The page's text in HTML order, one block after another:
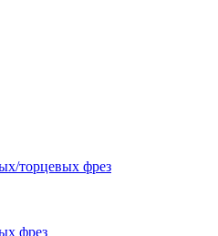
торцевых фрез
фрез